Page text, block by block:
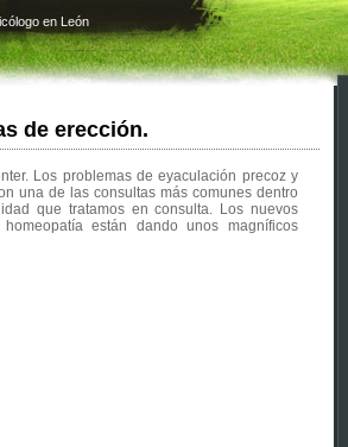
en León
de erección.
Los problemas de eyaculación precoz y
una de las consultas más comunes dentro
que tratamos en consulta. Los nuevos
están dando unos magníficos